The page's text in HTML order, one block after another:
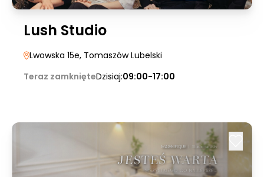
Lush Studio
Lwowska 15e, Tomaszów Lubelski
Teraz zamknięteDzisiaj:09:00-17:00